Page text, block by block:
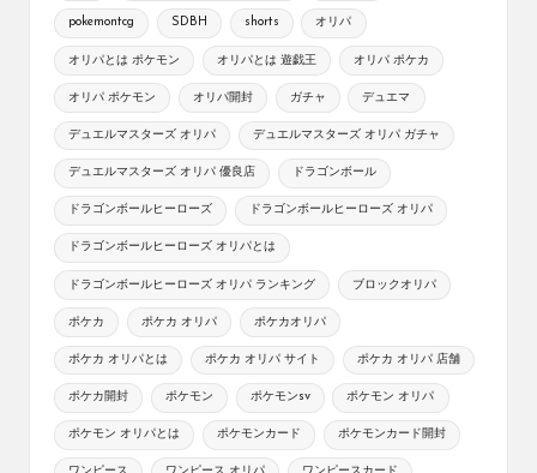
pokemontcg SDBH shorts オリパ
オリパとは ポケモン オリパとは 遊戯王 オリパ ポケカ
オリパ ポケモン オリパ開封 ガチャ デュエマ
デュエルマスターズ オリパ デュエルマスターズ オリパ ガチャ
デュエルマスターズ オリパ 優良店 ドラゴンボール
ドラゴンボールヒーローズ ドラゴンボールヒーローズ オリパ
ドラゴンボールヒーローズ オリパとは
ドラゴンボールヒーローズ オリパ ランキング ブロックオリパ
ポケカ ポケカ オリパ ポケカオリパ
ポケカ オリパとは ポケカ オリパ サイト ポケカ オリパ 店舗
ポケカ開封 ポケモン ポケモンsv ポケモン オリパ
ポケモン オリパとは ポケモンカード ポケモンカード開封